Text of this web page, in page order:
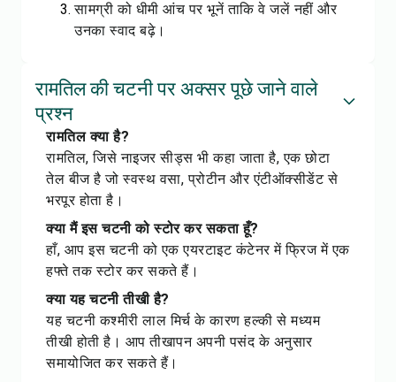
सामग्री को धीमी आंच पर भूनें ताकि वे जलें नहीं और
उनका स्वाद बढ़े।
रामतिल की चटनी पर अक्सर पूछे जाने वाले
प्रश्न
रामतिल क्या है?
रामतिल, जिसे नाइजर सीड्स भी कहा जाता है, एक छोटा
तेल बीज है जो स्वस्थ वसा, प्रोटीन और एंटीऑक्सीडेंट से
भरपूर होता है।
क्या मैं इस चटनी को स्टोर कर सकता हूँ?
हाँ, आप इस चटनी को एक एयरटाइट कंटेनर में फ्रिज में एक
हफ्ते तक स्टोर कर सकते हैं।
क्या यह चटनी तीखी है?
यह चटनी कश्मीरी लाल मिर्च के कारण हल्की से मध्यम
तीखी होती है। आप तीखापन अपनी पसंद के अनुसार
समायोजित कर सकते हैं।